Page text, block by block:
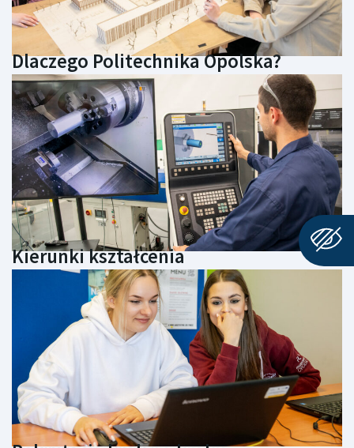
Dlaczego Politechnika Opolska?
Kierunki kształcenia